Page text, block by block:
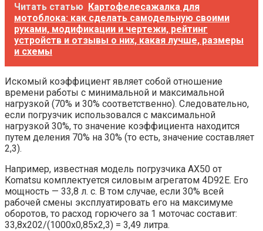
Читать статью Картофелесажалка для
мотоблока: как сделать самодельную своими
руками, модификации и чертежи, рейтинг
устройств и отзывы о них, какая лучше, размеры
и схемы
Искомый коэффициент являет собой отношение
времени работы с минимальной и максимальной
нагрузкой (70% и 30% соответственно). Следовательно,
если погрузчик использовался с максимальной
нагрузкой 30%, то значение коэффициента находится
путем деления 70% на 30% (то есть, значение составляет
2,3).
Например, известная модель погрузчика АХ50 от
Komatsu комплектуется силовым агрегатом 4D92E. Его
мощность — 33,8 л. с. В том случае, если 30% всей
рабочей смены эксплуатировать его на максимуме
оборотов, то расход горючего за 1 моточас составит:
33,8х202/(1000х0,85х2,3) = 3,49 литра.